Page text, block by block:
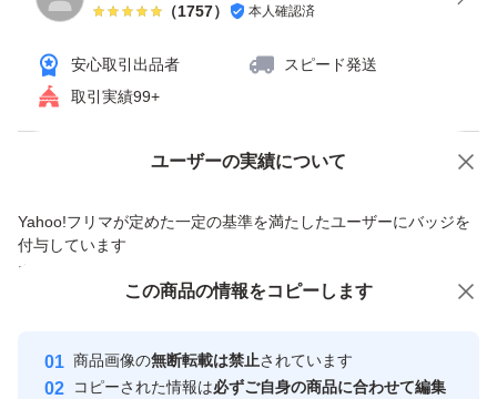
（1757） 本人確認済
安心取引出品者
スピード発送
取引実績99+
ユーザーの実績について
Yahoo!フリマが定めた一定の基準を満たしたユーザーにバッジを
付与しています
安心取引出品者
取引実績
Yahoo!オークションで出品した商品のため一部機能は利用できません
商品への質問からの値下げ交渉、不適切なカテゴリ変更依頼は禁止です
この商品の情報をコピーします
商品画像の無断転載は禁止されています
コピーされた情報は必ずご自身の商品に合わせて編集
この商品をみている人にオススメ